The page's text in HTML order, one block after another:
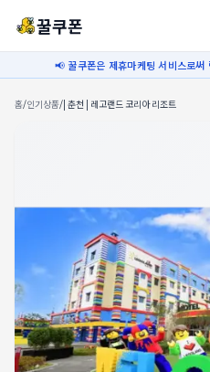
꿀쿠폰
📢 꿀쿠폰은 제휴마케팅 서비스로
홈/인기상품/| 춘천 | 레고랜드 코리아 리조트